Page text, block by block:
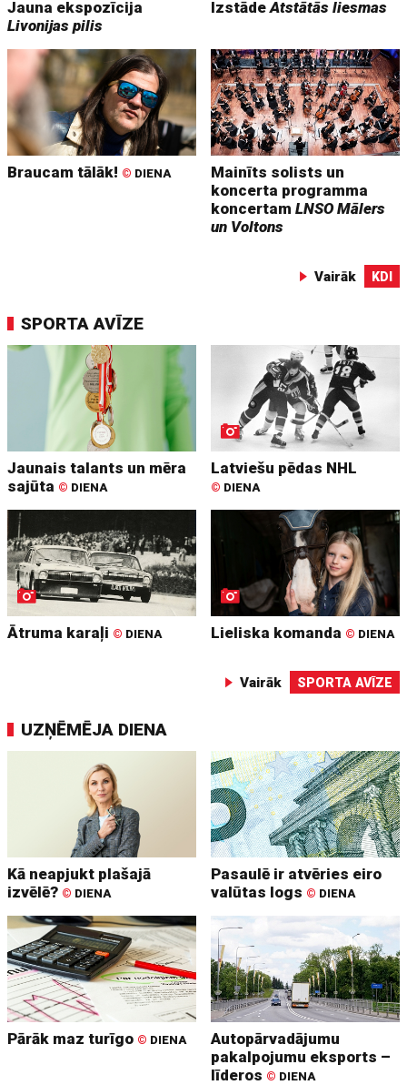
Jauna ekspozīcija
Livonijas pilis
IzstādeAtstātās liesmas
Braucam tālāk! © DIENA
Mainīts solists un
koncerta programma
koncertamLNSO Mālers
un Voltons
Vairāk KDI
SPORTA AVĪZE
Jaunais talants un mēra
sajūta © DIENA
Latviešu pēdas NHL
© DIENA
Ātruma karaļi © DIENA Lieliska komanda © DIENA
Vairāk SPORTA AVĪZE
UZŅĒMĒJA DIENA
Kā neapjukt plašajā
izvēlē? © DIENA
Pasaulē ir atvēries eiro
valūtas logs © DIENA
Pārāk maz turīgo © DIENA
Autopārvadājumu
pakalpojumu eksports –
līderos © DIENA